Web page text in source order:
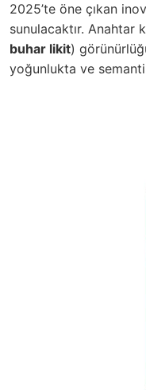
2025’te öne çıkan
sunulacaktır. Anahtar
buhar likit)
yoğunlukta ve